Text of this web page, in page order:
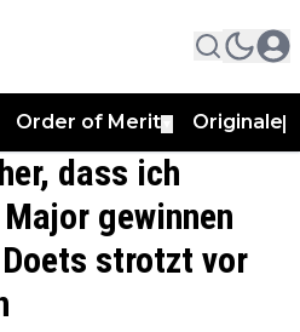
Order of Merit Originale
dass ich
gewinnen
strotzt vor